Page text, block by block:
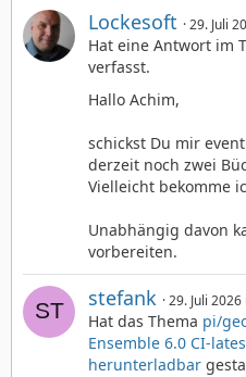
Lockesoft 29. Juli
Hat eine Antwort im
verfasst.
Hallo Achim,
schickst Du mir
derzeit noch zwei
Vielleicht bekomme
Unabhängig davon
vorbereiten.
stefank 29. Juli
Hat das Thema pi/
Ensemble 6.0 CI-
herunterladbar